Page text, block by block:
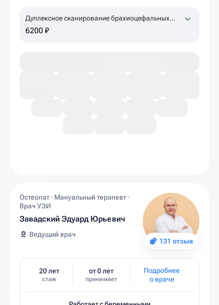
Дуплексное сканирование брахиоцефальных
артерий, лучевых артерий с проведением
6200 ₽
131 отзыв
Остеопат · Мануальный терапевт ·
Врач УЗИ
Завадский Эдуард Юрьевич
Ведущий врач
20 лет
стаж
от 0 лет
принимает
Подробнее
о враче